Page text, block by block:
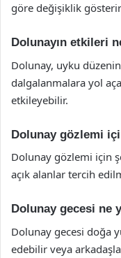
göre değişiklik
Dolunayın etkileri
Dolunay, uyku
dalgalanmalara yol
etkileyebilir.
Dolunay gözlemi
Dolunay gözlemi için
açık alanlar tercih
Dolunay gecesi ne
Dolunay gecesi doğa
edebilir veya